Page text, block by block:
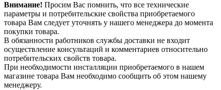
Внимание! Просим Вас помнить, что все технические
параметры и потребительские свойства приобретаемого
товара Вам следует уточнять у нашего менеджера до момента
покупки товара.
В обязанности работников службы доставки не входит
осуществление консультаций и комментариев относительно
потребительских свойств товара.
При необходимости инсталляции приобретаемого в нашем
магазине товара Вам необходимо сообщить об этом нашему
менеджеру.